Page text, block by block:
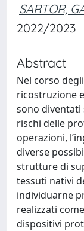
SARTOR,
2022/2023
Abstract
Nel corso
ricostruzione
sono diventati
rischi delle
operazioni,
diverse
strutture di
tessuti nativi
individuarne
realizzati
dispositivi